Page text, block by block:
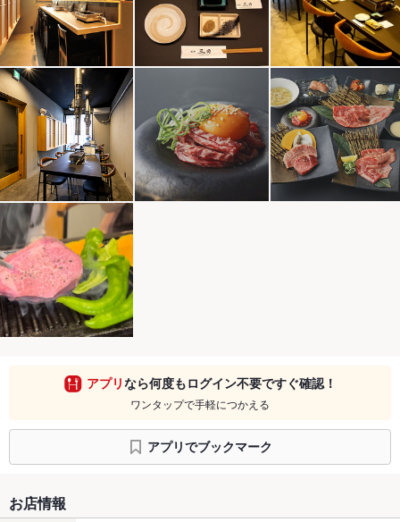
アプリなら何度もログイン不要ですぐ確認！
ワンタップで手軽につかえる
アプリでブックマーク
お店情報